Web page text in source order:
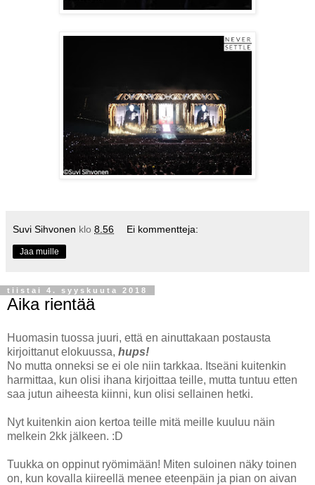
Suvi Sihvonen klo 8.56 Ei kommentteja:
Jaa muille
tiistai 4. syyskuuta 2018
Aika rientää
Huomasin tuossa juuri, että en ainuttakaan postausta
kirjoittanut elokuussa, hups!
No mutta onneksi se ei ole niin tarkkaa. Itseäni kuitenkin
harmittaa, kun olisi ihana kirjoittaa teille, mutta tuntuu etten
saa jutun aiheesta kiinni, kun olisi sellainen hetki.
Nyt kuitenkin aion kertoa teille mitä meille kuuluu näin
melkein 2kk jälkeen. :D
Tuukka on oppinut ryömimään! Miten suloinen näky toinen
on, kun kovalla kiireellä menee eteenpäin ja pian on aivan